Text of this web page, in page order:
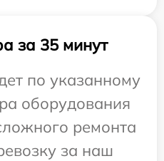
за 35 минут
по указанному
оборудования
ремонта
за наш